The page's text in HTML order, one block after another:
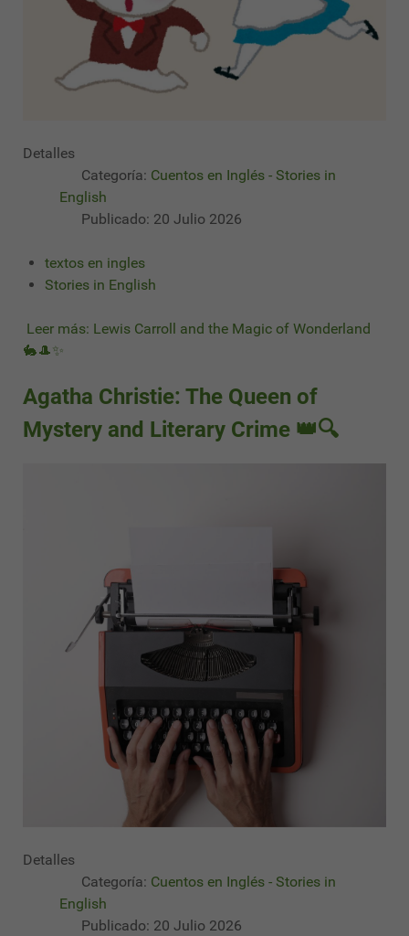
Detalles
Categoría: Cuentos en Inglés - Stories in
English
Publicado: 20 Julio 2026
textos en ingles
Stories in English
Leer más: Lewis Carroll and the Magic of Wonderland
🐇🎩✨
Agatha Christie: The Queen of
Mystery and Literary Crime 👑🔍
Detalles
Categoría: Cuentos en Inglés - Stories in
English
Publicado: 20 Julio 2026